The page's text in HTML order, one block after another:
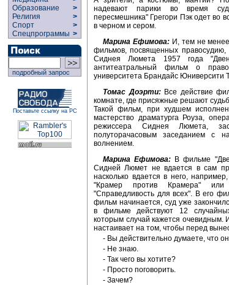
Образование
>
Религия
>
Спорт
>
Спецпрограммы >
подробный запрос
Поставьте ссылку на РС
надевают парики во время
пересмешника" Грегори Пэк одет во
в черном и сером.
Марина Ефимова:И, тем не менее,
фильмов, посвященных
Сиднея Люмета 1957 года
антитеатральный фильм о
университета Брандайс Юниверсити
Томас Доэрти:Все действие
комнате, где присяжные решают
Такой фильм, при худшем
мастерство драматурга Роуза,
режиссера Сиднея Люмета,
полуторачасовым заседанием с
волнением.
Марина Ефимова: В фильме
Сидней Люмет не вдается в сам
насколько вдается в него,
"Крамер против Крамера" или
"Справедливость для всех". В его
фильм начинается, суд уже
в фильме действуют 12
которым случай кажется очевидным.
настаивает на том, чтобы перед
- Вы действительно думаете, что
- Не знаю.
- Так чего вы хотите?
- Просто поговорить.
- Зачем?